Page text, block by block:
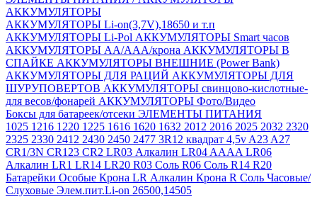
АККУМУЛЯТОРЫ
АККУМУЛЯТОРЫ Li-on(3,7V),18650 и т.п
АККУМУЛЯТОРЫ Li-Pol АККУМУЛЯТОРЫ Smart часов
АККУМУЛЯТОРЫ АА/ААА/крона АККУМУЛЯТОРЫ В
СПАЙКЕ АККУМУЛЯТОРЫ ВНЕШНИЕ (Power Bank)
АККУМУЛЯТОРЫ ДЛЯ РАЦИЙ АККУМУЛЯТОРЫ ДЛЯ
ШУРУПОВЕРТОВ АККУМУЛЯТОРЫ свинцово-кислотные-
для весов/фонарей АККУМУЛЯТОРЫ Фото/Видео
Боксы для батареек/отсеки ЭЛЕМЕНТЫ ПИТАНИЯ
1025 1216 1220 1225 1616 1620 1632 2012 2016 2025 2032 2320
2325 2330 2412 2430 2450 2477 3R12 квадрат 4,5v A23 A27
CR1/3N CR123 CR2 LR03 Алкалин LR04 AAAA LR06
Алкалин LR1 LR14 LR20 R03 Соль R06 Соль R14 R20
Батарейки Особые Крона LR Алкалин Крона R Соль Часовые/
Слуховые Элем.пит.Li-on 26500,14505